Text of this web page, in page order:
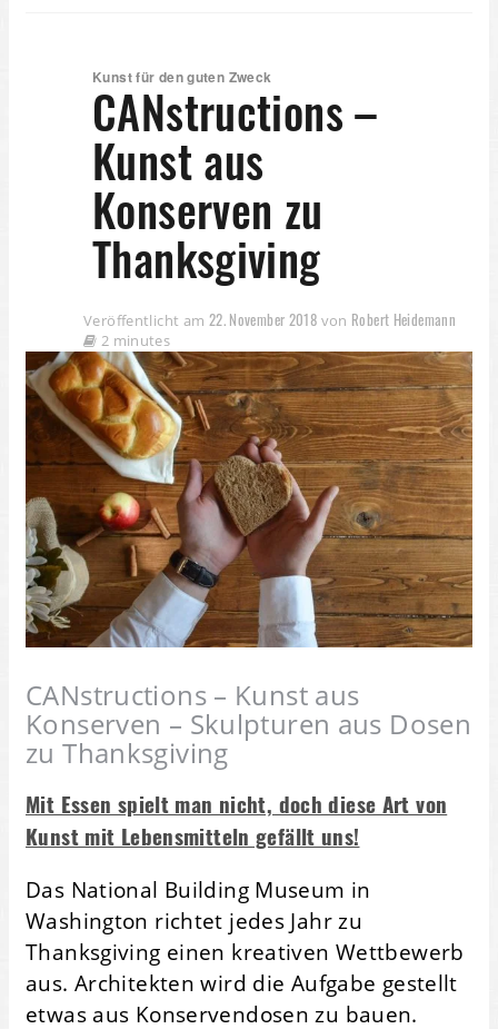
Kunst für den guten Zweck
CANstructions –
Kunst aus
Konserven zu
Thanksgiving
Veröffentlicht am 22. November 2018 von Robert Heidemann
2 minutes
CANstructions – Kunst aus
Konserven – Skulpturen aus Dosen
zu Thanksgiving
Mit Essen spielt man nicht, doch diese Art von
Kunst mit Lebensmitteln gefällt uns!
Das National Building Museum in
Washington richtet jedes Jahr zu
Thanksgiving einen kreativen Wettbewerb
aus. Architekten wird die Aufgabe gestellt
etwas aus Konservendosen zu bauen.